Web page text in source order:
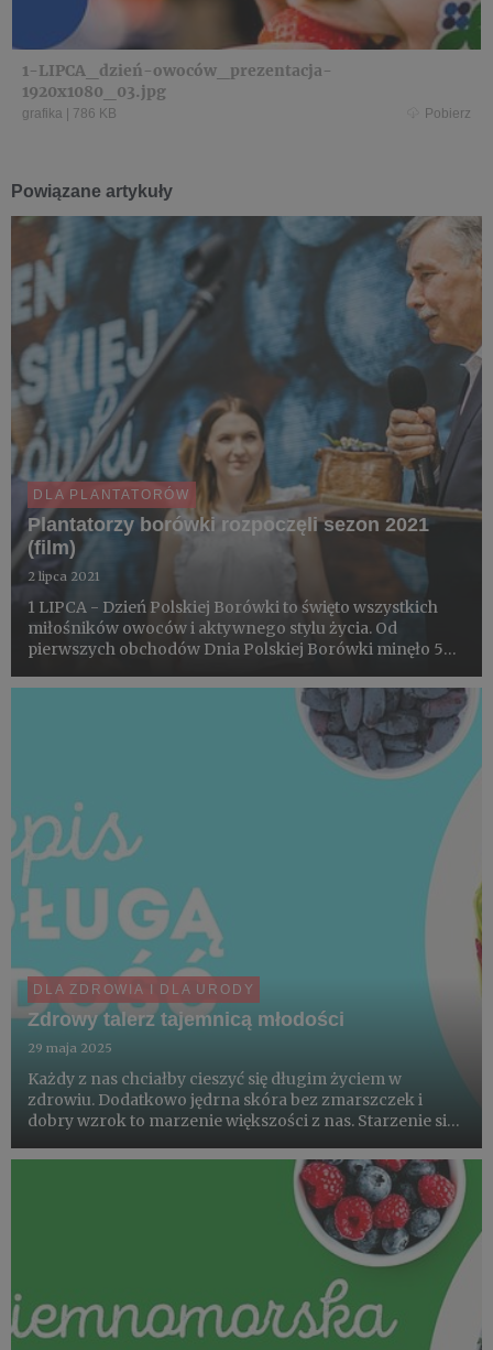
1-LIPCA_dzień-owoców_prezentacja-
1920x1080_03.jpg
grafika 786 KB Pobierz
Powiązane artykuły
DLA PLANTATORÓW
Plantatorzy borówki rozpoczęli sezon 2021
(film)
2 lipca 2021
1 LIPCA - Dzień Polskiej Borówki to święto wszystkich
miłośników owoców i aktywnego stylu życia. Od
pierwszych obchodów Dnia Polskiej Borówki minęło 5
gatunku. Borówka jak magnes przyciągnęła do siebie
DLA ZDROWIA I DLA URODY
Zdrowy talerz tajemnicą młodości
29 maja 2025
Każdy z nas chciałby cieszyć się długim życiem w
zdrowiu. Dodatkowo jędrna skóra bez zmarszczek i
dobry wzrok to marzenie większości z nas. Starzenie się
tego procesu jest w dużej mierze zależne od nas samych.